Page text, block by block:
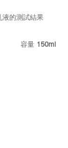
的測試結果
容量 150ml